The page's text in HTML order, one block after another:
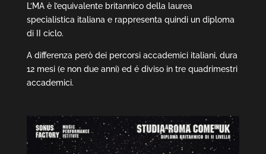
L’MA è l’equivalente britannico della laurea
specialistica italiana e rappresenta quindi un diploma
di II ciclo.
A differenza però dei percorsi accademici italiani, dura
12 mesi (e non due anni) ed é diviso in tre quadrimestri
accademici.